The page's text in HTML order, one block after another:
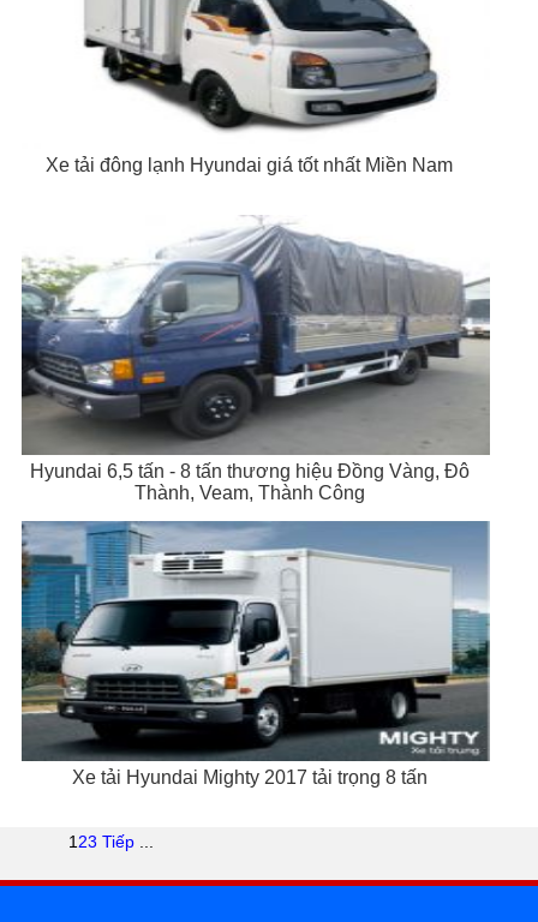
Xe tải đông lạnh Hyundai giá tốt nhất Miền Nam
Hyundai 6,5 tấn - 8 tấn thương hiệu Đồng Vàng, Đô
Thành, Veam, Thành Công
Xe tải Hyundai Mighty 2017 tải trọng 8 tấn
123 Tiếp ...